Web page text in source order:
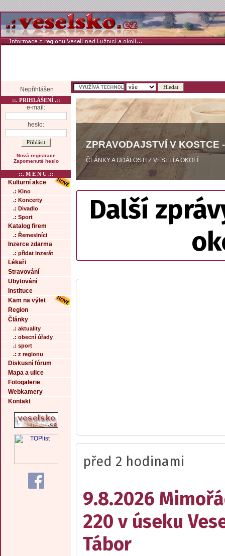
Nepřihlášen
::. PRIHLÁŠENÍ .::
e-mail:
heslo:
Nová registrace
Zapomenuté heslo
::. M E N U .::
Kulturní akce
.: Kino
.: Koncerty
.: Divadlo
.: Sport
Katalog firem
.: Řemeslníci
Inzerce zdarma
.: přidat inzerát
Lékaři
Stravování
Ubytování
Instituce
Kam na výlet
Region
Články
.: aktuality
.: obecní úřady
.: sport
.: z regionu
Diskusní fórum
Mapa a ulice
Fotogalerie
Webkamery
Kontakt
ZPRAVODAJSTVÍ V KOSTCE
ČLÁNKY A UDÁLOSTI Z VESELÍ A OKOLÍ
Další
před 2 hodinami
9.8.2026
220 v úseku
Tábor